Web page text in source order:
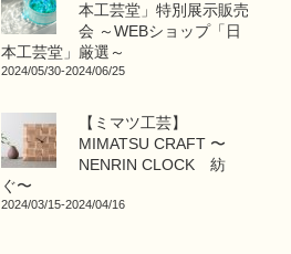
本工芸堂」特別展示販売
会 ～WEBショップ「日
本工芸堂」厳選～
2024/05/30-2024/06/25
【ミマツ工芸】
MIMATSU CRAFT 〜
NENRIN CLOCK 紡
ぐ〜
2024/03/15-2024/04/16